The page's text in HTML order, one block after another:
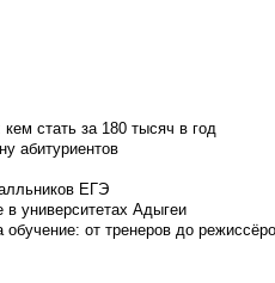
стать за 180 тысяч в год
абитуриентов
ЕГЭ
в университетах Адыгеи
от тренеров до